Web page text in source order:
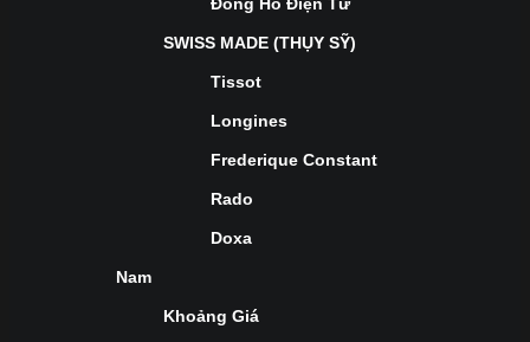
SWISS MADE (THỤY SỸ)
Tissot
Longines
Frederique Constant
Rado
Doxa
Nam
Khoảng Giá